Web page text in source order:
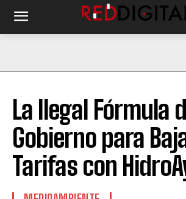
La Ilegal Fórmula
Gobierno para
Tarifas con